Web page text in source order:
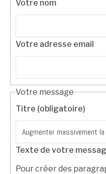
Votre nom
Votre adresse email
Votre message
Titre (obligatoire)
Texte de votre
Pour créer des